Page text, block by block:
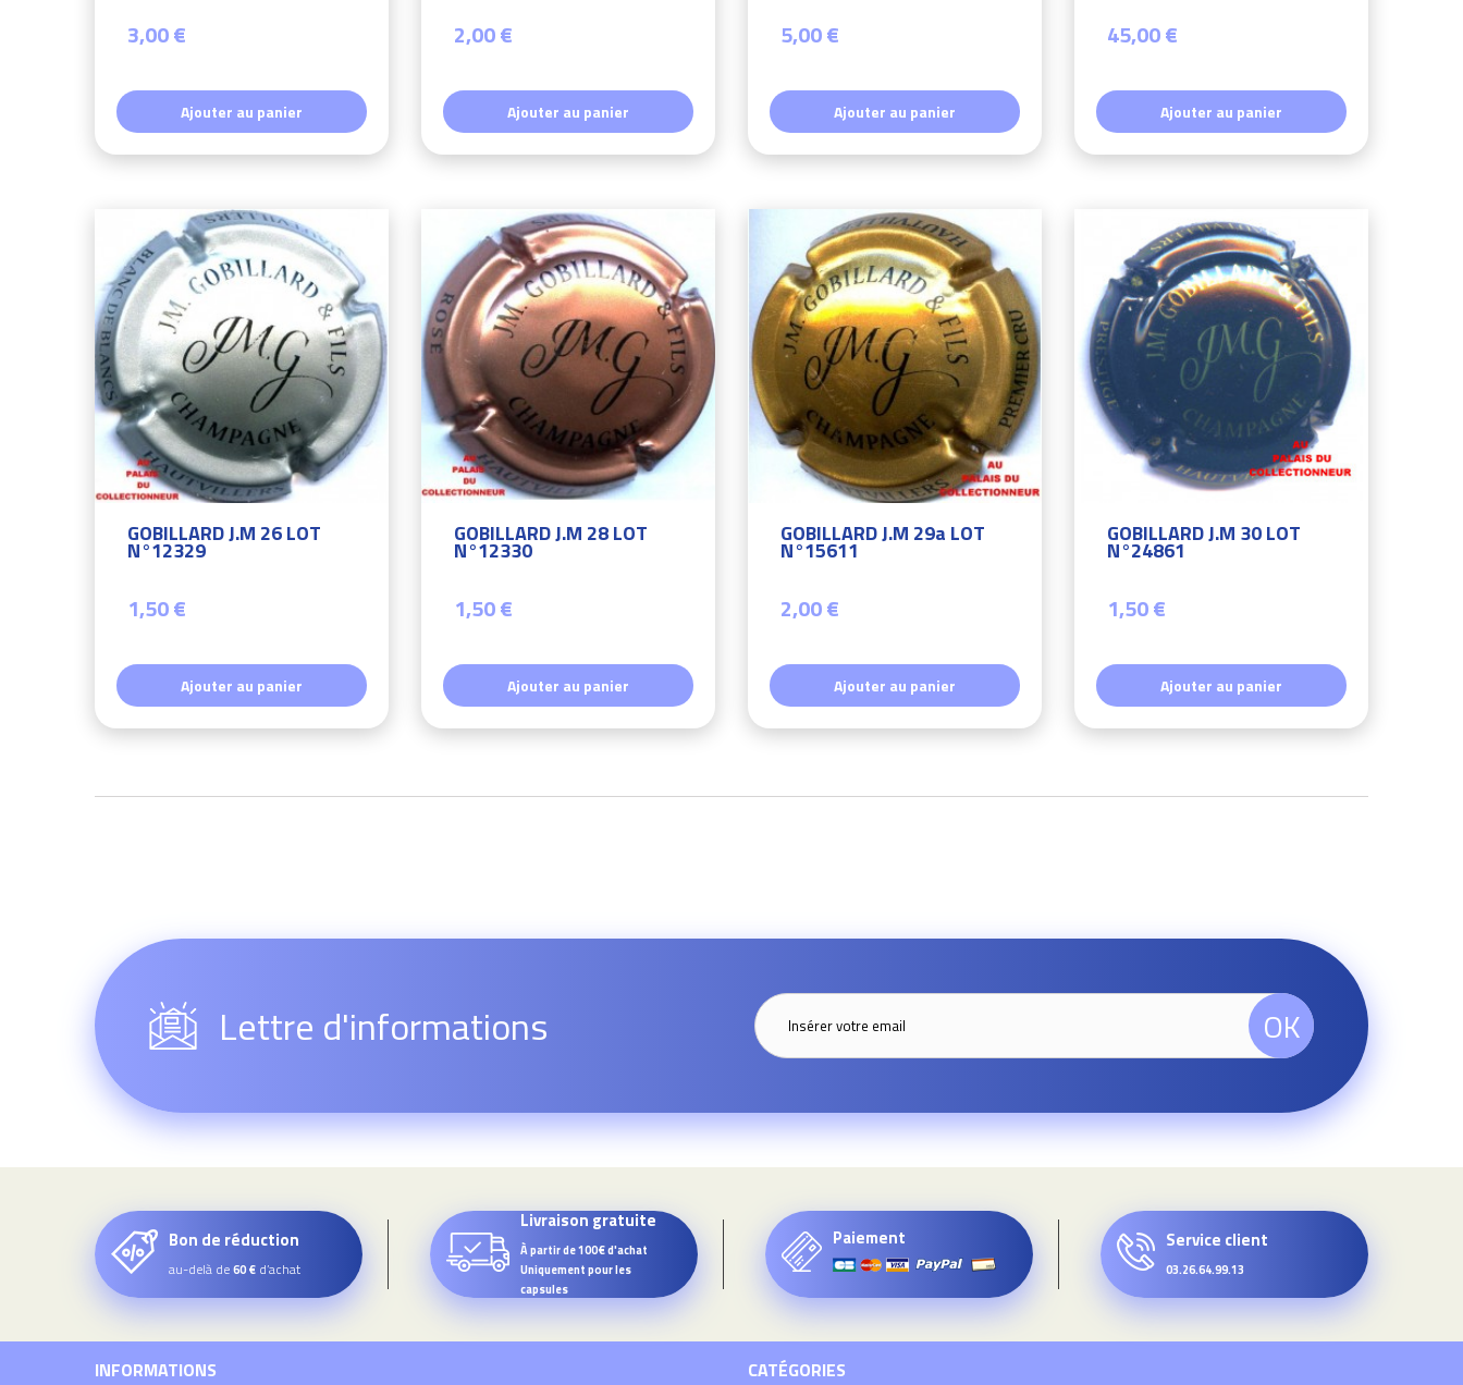
3,00 €
Ajouter au panier
2,00 €
Ajouter au panier
5,00 €
Ajouter au panier
45,00 €
Ajouter au panier
GOBILLARD J.M 26 LOT
N°12329
1,50 €
Ajouter au panier
GOBILLARD J.M 28 LOT
N°12330
1,50 €
Ajouter au panier
GOBILLARD J.M 29a LOT
N°15611
2,00 €
Ajouter au panier
GOBILLARD J.M 30 LOT
N°24861
1,50 €
Ajouter au panier
Lettre d'informations OK
Bon de réduction
au-delà de60 € d’achat
Livraison gratuite
À partir de 100€ d'achat
Uniquement pour les
capsules
Paiement Service client
03.26.64.99.13
INFORMATIONS CATÉGORIES